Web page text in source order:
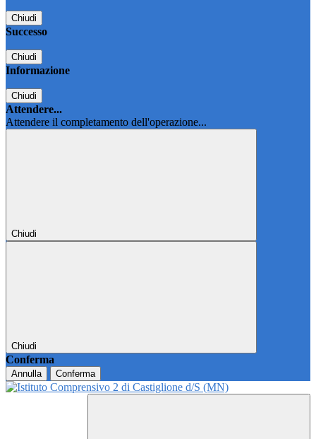
Chiudi
Successo
Chiudi
Informazione
Chiudi
Attendere...
Attendere il completamento dell'operazione...
Chiudi
Chiudi
Conferma
Annulla Conferma